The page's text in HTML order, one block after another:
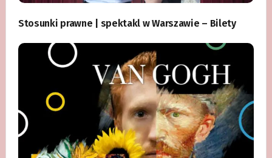
Stosunki prawne | spektakl w Warszawie – Bilety